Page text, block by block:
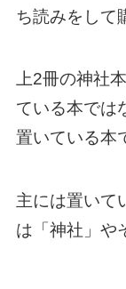
ち読みをして
上2冊の神社
ている本では
置いている本
主には置いて
は「神社」や